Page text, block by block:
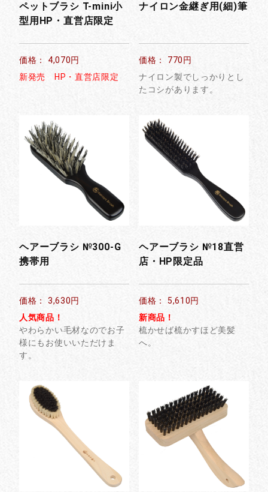
ペットブラシ T-mini小
型用HP・直営店限定
価格： 4,070円
新発売 HP・直営店限定
ナイロン金継ぎ用(細)筆
価格： 770円
ナイロン製でしっかりとし
たコシがあります。
ヘアーブラシ №300-G
携帯用
価格： 3,630円
人気商品！
やわらかい毛材なのでお子
様にもお使いいただけま
す。
ヘアーブラシ №18直営
店・HP限定品
価格： 5,610円
新商品！
梳かせば梳かすほど美髪
へ。